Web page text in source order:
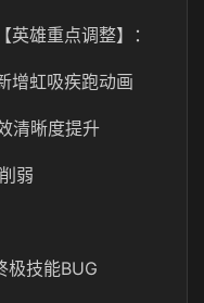
雄重点调整】：
增虹吸疾跑动画
清晰度提升
弱
极技能BUG